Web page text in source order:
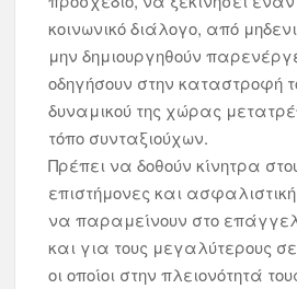
κοινωνικό διάλογο, από
μην δημιουργηθούν
οδηγήσουν στην καταστροφή
δυναμικού της χώρας
τόπο συνταξιούχων.
Πρέπει να δοθούν κίνητρα
επιστήμονες και
να παραμείνουν στο
και για τους μεγαλύτερους
οι οποίοι στην πλειονότητά